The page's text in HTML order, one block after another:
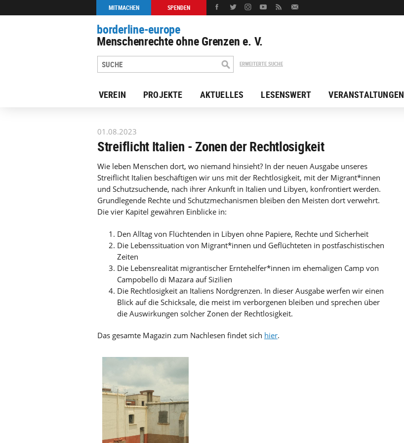
MITMACHEN SPENDEN
borderline-europe
Menschenrechte ohne Grenzen e. V.
ERWEITERTE SUCHE
VEREIN PROJEKTE AKTUELLES LESENSWERT VERANSTALTUNGEN
zur Übersicht: Unsere Arbeit
01.08.2023
Streiflicht Italien - Zonen der Rechtlosigkeit
Wie leben Menschen dort, wo niemand hinsieht? In der neuen Ausgabe unseres
Streiflicht Italien beschäftigen wir uns mit der Rechtlosigkeit, mit der Migrant*innen
und Schutzsuchende, nach ihrer Ankunft in Italien und Libyen, konfrontiert werden.
Grundlegende Rechte und Schutzmechanismen bleiben den Meisten dort verwehrt.
Die vier Kapitel gewähren Einblicke in:
Den Alltag von Flüchtenden in Libyen ohne Papiere, Rechte und Sicherheit
Die Lebenssituation von Migrant*innen und Geflüchteten in postfaschistischen
Zeiten
Die Lebensrealität migrantischer Erntehelfer*innen im ehemaligen Camp von
Campobello di Mazara auf Sizilien
Die Rechtlosigkeit an Italiens Nordgrenzen. In dieser Ausgabe werfen wir einen
Blick auf die Schicksale, die meist im verborgenen bleiben und sprechen über
die Auswirkungen solcher Zonen der Rechtlosigkeit.
Das gesamte Magazin zum Nachlesen findet sich hier.